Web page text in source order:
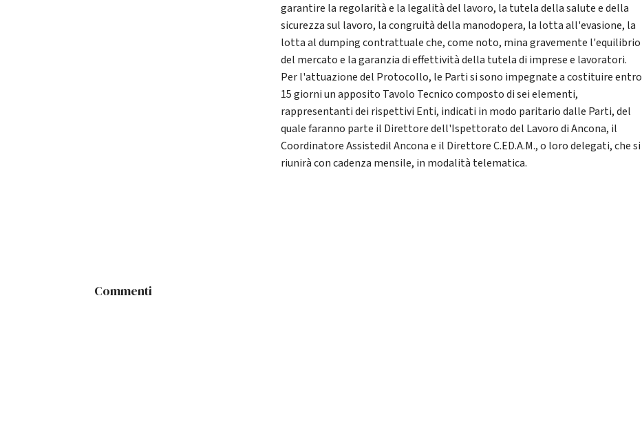
garantire la regolarità e la legalità del lavoro, la tutela della salute e della
sicurezza sul lavoro, la congruità della manodopera, la lotta all'evasione, la
lotta al dumping contrattuale che, come noto, mina gravemente l'equilibrio
del mercato e la garanzia di effettività della tutela di imprese e lavoratori.
Per l'attuazione del Protocollo, le Parti si sono impegnate a costituire entro
15 giorni un apposito Tavolo Tecnico composto di sei elementi,
rappresentanti dei rispettivi Enti, indicati in modo paritario dalle Parti, del
quale faranno parte il Direttore dell'Ispettorato del Lavoro di Ancona, il
Coordinatore Assistedil Ancona e il Direttore C.ED.A.M., o loro delegati, che si
riunirà con cadenza mensile, in modalità telematica.
Commenti